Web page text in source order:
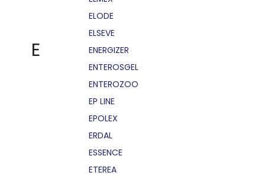
E
ELODE
ELSEVE
ENERGIZER
ENTEROSGEL
ENTEROZOO
EP LINE
EPOLEX
ERDAL
ESSENCE
ETEREA